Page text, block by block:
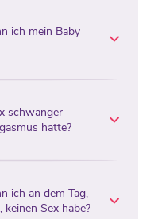
ich mein Baby
schwanger
hatte?
ich an dem Tag,
Sex habe?